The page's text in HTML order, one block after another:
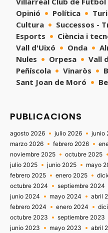
Opinió
Política
Cultura
Successos -
Esports
Ciència i
Vall d'Uixó
Onda
Nules
Orpesa Vall
Peñíscola
Vinaròs
Sant Joan de Moró
PUBLICACIONS
agosto 2026 julio 2026 junio
marzo 2026
febrero 2026
noviembre 2025
octubre 2025
julio 2025
junio 2025 mayo
febrero 2025
enero 2025
octubre 2024
septiembre 2024
junio 2024
mayo 2024 abril
febrero 2024
enero 2024
octubre 2023
septiembre 2023
junio 2023
mayo 2023 abril